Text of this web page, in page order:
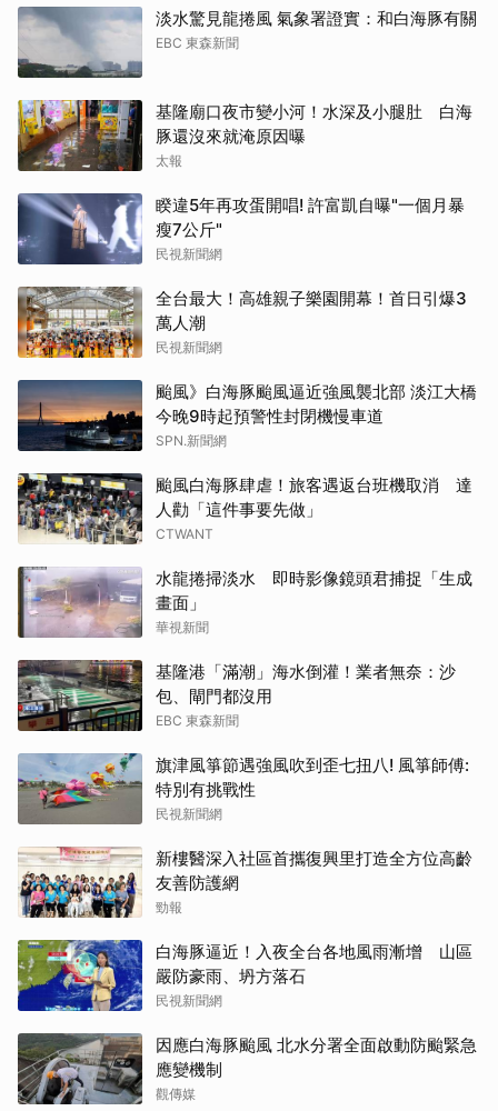
淡水驚見龍捲風 氣象署證實：和白海豚有關
EBC 東森新聞
基隆廟口夜市變小河！水深及小腿肚 白海
豚還沒來就淹原因曝
太報
睽違5年再攻蛋開唱! 許富凱自曝"一個月暴
瘦7公斤"
民視新聞網
全台最大！高雄親子樂園開幕！首日引爆3
萬人潮
民視新聞網
颱風》白海豚颱風逼近強風襲北部 淡江大橋
今晚9時起預警性封閉機慢車道
SPN.新聞網
颱風白海豚肆虐！旅客遇返台班機取消 達
人勸「這件事要先做」
CTWANT
水龍捲掃淡水 即時影像鏡頭君捕捉「生成
畫面」
華視新聞
基隆港「滿潮」海水倒灌！業者無奈：沙
包、閘門都沒用
EBC 東森新聞
旗津風箏節遇強風吹到歪七扭八! 風箏師傅:
特別有挑戰性
民視新聞網
新樓醫深入社區首攜復興里打造全方位高齡
友善防護網
勁報
白海豚逼近！入夜全台各地風雨漸增 山區
嚴防豪雨、坍方落石
民視新聞網
因應白海豚颱風 北水分署全面啟動防颱緊急
應變機制
觀傳媒